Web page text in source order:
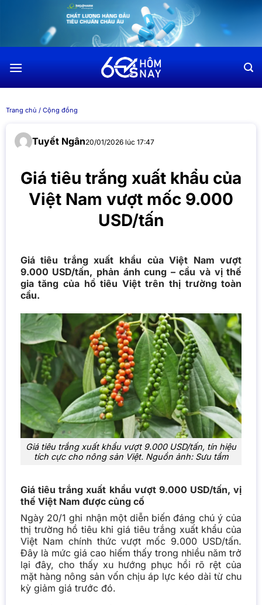
dung
Trang chủ / Cộng đồng
Tuyết Ngân20/01/2026 lúc 17:47
Giá tiêu trắng xuất khẩu của
Việt Nam vượt mốc 9.000
USD/tấn
Giá tiêu trắng xuất khẩu của Việt Nam vượt
9.000 USD/tấn, phản ánh cung – cầu và vị thế
gia tăng của hồ tiêu Việt trên thị trường toàn
cầu.
Giá tiêu trắng xuất khẩu vượt 9.000 USD/tấn, tín hiệu
tích cực cho nông sản Việt. Nguồn ảnh: Sưu tầm
Giá tiêu trắng xuất khẩu vượt 9.000 USD/tấn, vị
thế Việt Nam được củng cố
Ngày 20/1 ghi nhận một diễn biến đáng chú ý của
thị trường hồ tiêu khi giá tiêu trắng xuất khẩu của
Việt Nam chính thức vượt mốc 9.000 USD/tấn.
Đây là mức giá cao hiếm thấy trong nhiều năm trở
lại đây, cho thấy xu hướng phục hồi rõ rệt của
mặt hàng nông sản vốn chịu áp lực kéo dài từ chu
kỳ giảm giá trước đó.